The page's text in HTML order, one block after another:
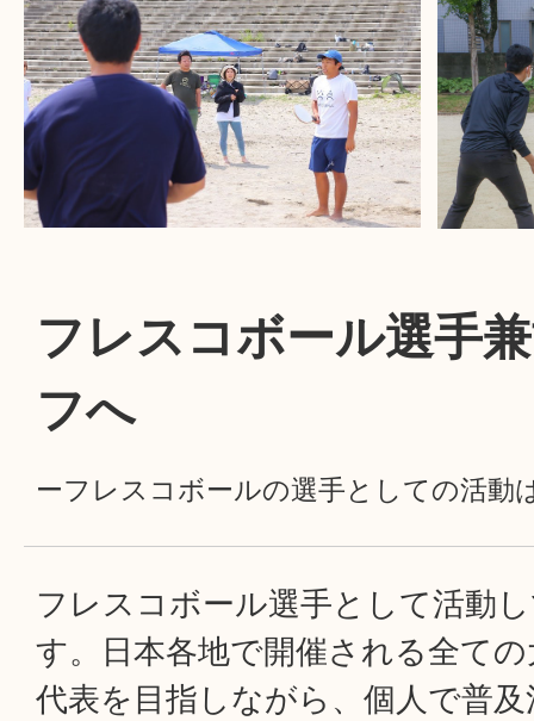
フレスコボール選手
フへ
ーフレスコボールの選手としての活動
フレスコボール選手として活動
す。日本各地で開催される全て
代表を目指しながら、個人で普